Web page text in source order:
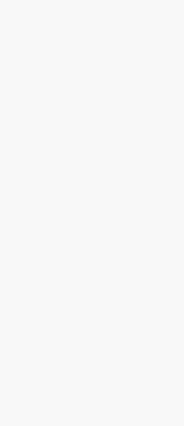
金金
香港：第二百五